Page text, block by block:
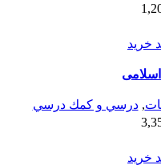
خرید
,درسي و كمك درسي
خرید